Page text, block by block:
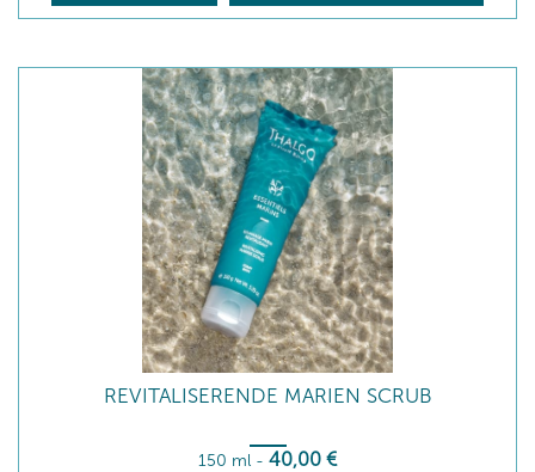
REVITALISERENDE MARIEN SCRUB
150 ml - 40,00 €